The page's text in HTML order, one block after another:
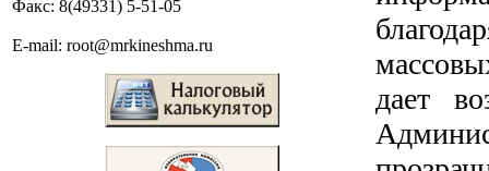
Факс: 8(49331) 5-51-05
E-mail: root@mrkineshma.ru
дает